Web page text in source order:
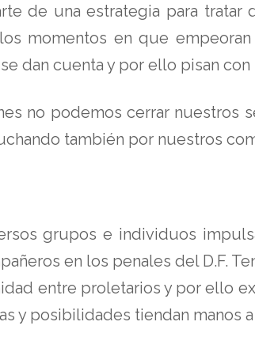
de una estrategia para tratar
momentos en que
dan cuenta y por ello pisan
no podemos cerrar nuestros
también por nuestros
grupos e individuos
en los penales del D.F.
entre proletarios y por ello
y posibilidades tiendan manos